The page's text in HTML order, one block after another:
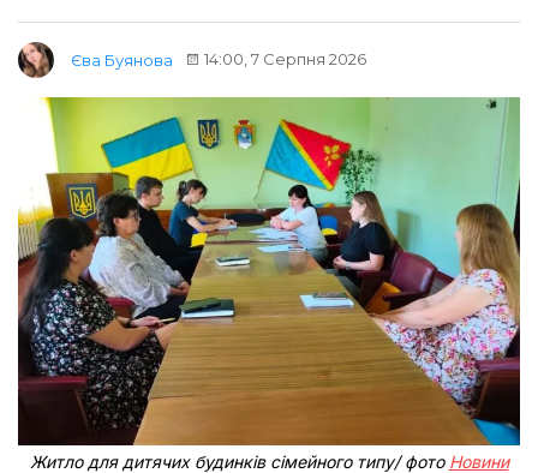
Єва Буянова 14:00, 7 Серпня 2026
Житло для дитячих будинків сімейного типу/ фото Новини